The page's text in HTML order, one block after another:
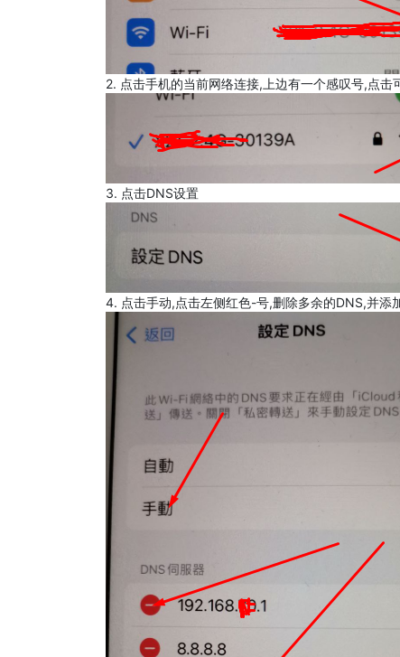
2. 点击手机的当前网络连接,上边有一个感叹号,点击
3. 点击DNS设置
4. 点击手动,点击左侧红色-号,删除多余的DNS,并添